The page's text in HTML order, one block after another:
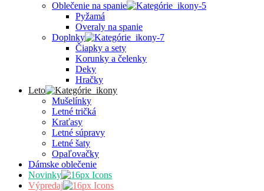
Oblečenie na spanie
Pyžamá
Overaly na spanie
Doplnky
Čiapky a sety
Korunky a čelenky
Deky
Hračky
Leto
Mušelínky
Letné tričká
Kraťasy
Letné súpravy
Letné šaty
Opaľovačky
Dámske oblečenie
Novinky
Výpredaj